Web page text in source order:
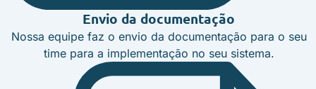
Envio da documentação
Nossa equipe faz o envio da documentação para o seu
time para a implementação no seu sistema.